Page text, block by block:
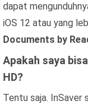
dapat
iOS 12 atau yang
Documents by
Apakah saya
HD?
Tentu saja. InSaver